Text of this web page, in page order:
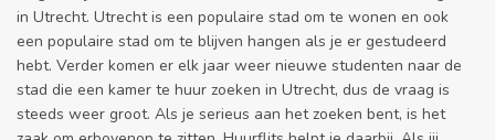
in Utrecht. Utrecht is een populaire stad om te wonen en ook
een populaire stad om te blijven hangen als je er gestudeerd
hebt. Verder komen er elk jaar weer nieuwe studenten naar de
stad die een kamer te huur zoeken in Utrecht, dus de vraag is
steeds weer groot. Als je serieus aan het zoeken bent, is het